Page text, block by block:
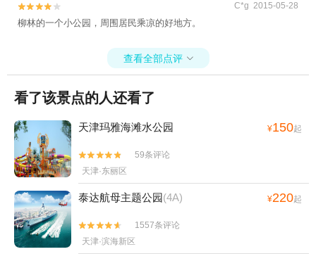

 C*g 2015-05-28
柳林的一个小公园，周围居民乘凉的好地方。
查看全部点评 
看了该景点的人还看了
天津玛雅海滩水公园 ¥150起


59条评论
天津·东丽区
泰达航母主题公园(4A) ¥220起


1557条评论
天津·滨海新区